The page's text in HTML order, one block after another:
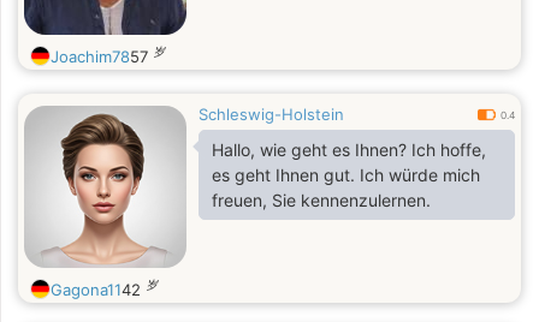
Joachim7857 岁
Schleswig-Holstein 0.4
Hallo, wie geht es Ihnen? Ich hoffe,
es geht Ihnen gut. Ich würde mich
freuen, Sie kennenzulernen.
Gagona1142 岁